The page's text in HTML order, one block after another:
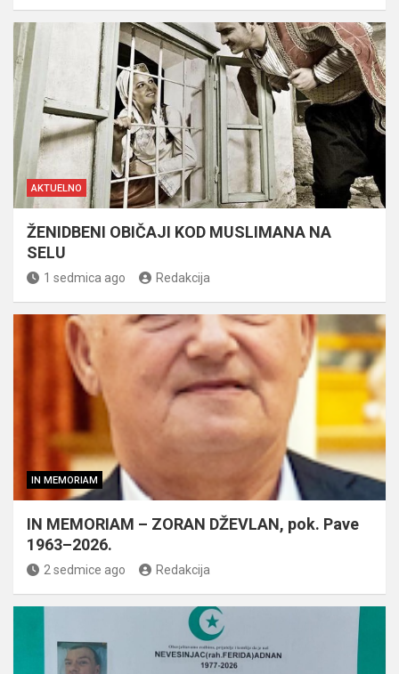
AKTUELNO
ŽENIDBENI OBIČAJI KOD MUSLIMANA NA
SELU
1 sedmica ago Redakcija
IN MEMORIAM
IN MEMORIAM – ZORAN DŽEVLAN, pok. Pave
1963–2026.
2 sedmice ago Redakcija